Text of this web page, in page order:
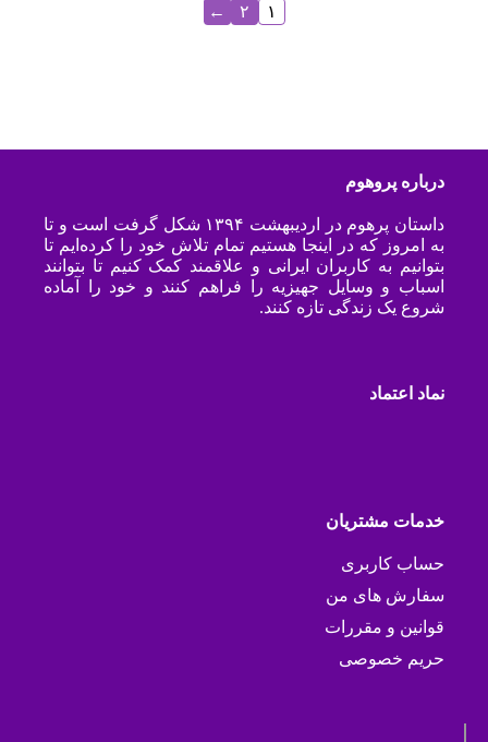
۱ ۲ ←
درباره پروهوم
داستان پرهوم در اردیبهشت ۱۳۹۴ شکل گرفت است و تا
به امروز که در اینجا هستیم تمام تلاش خود را کرده‌ایم تا
بتوانیم به کاربران ایرانی و علاقمند کمک کنیم تا بتوانند
اسباب و وسایل جهیزیه را فراهم کنند و خود را آماده
شروع یک زندگی تازه کنند.
نماد اعتماد
خدمات مشتریان
حساب کاربری
سفارش های من
قوانین و مقررات
حریم خصوصی